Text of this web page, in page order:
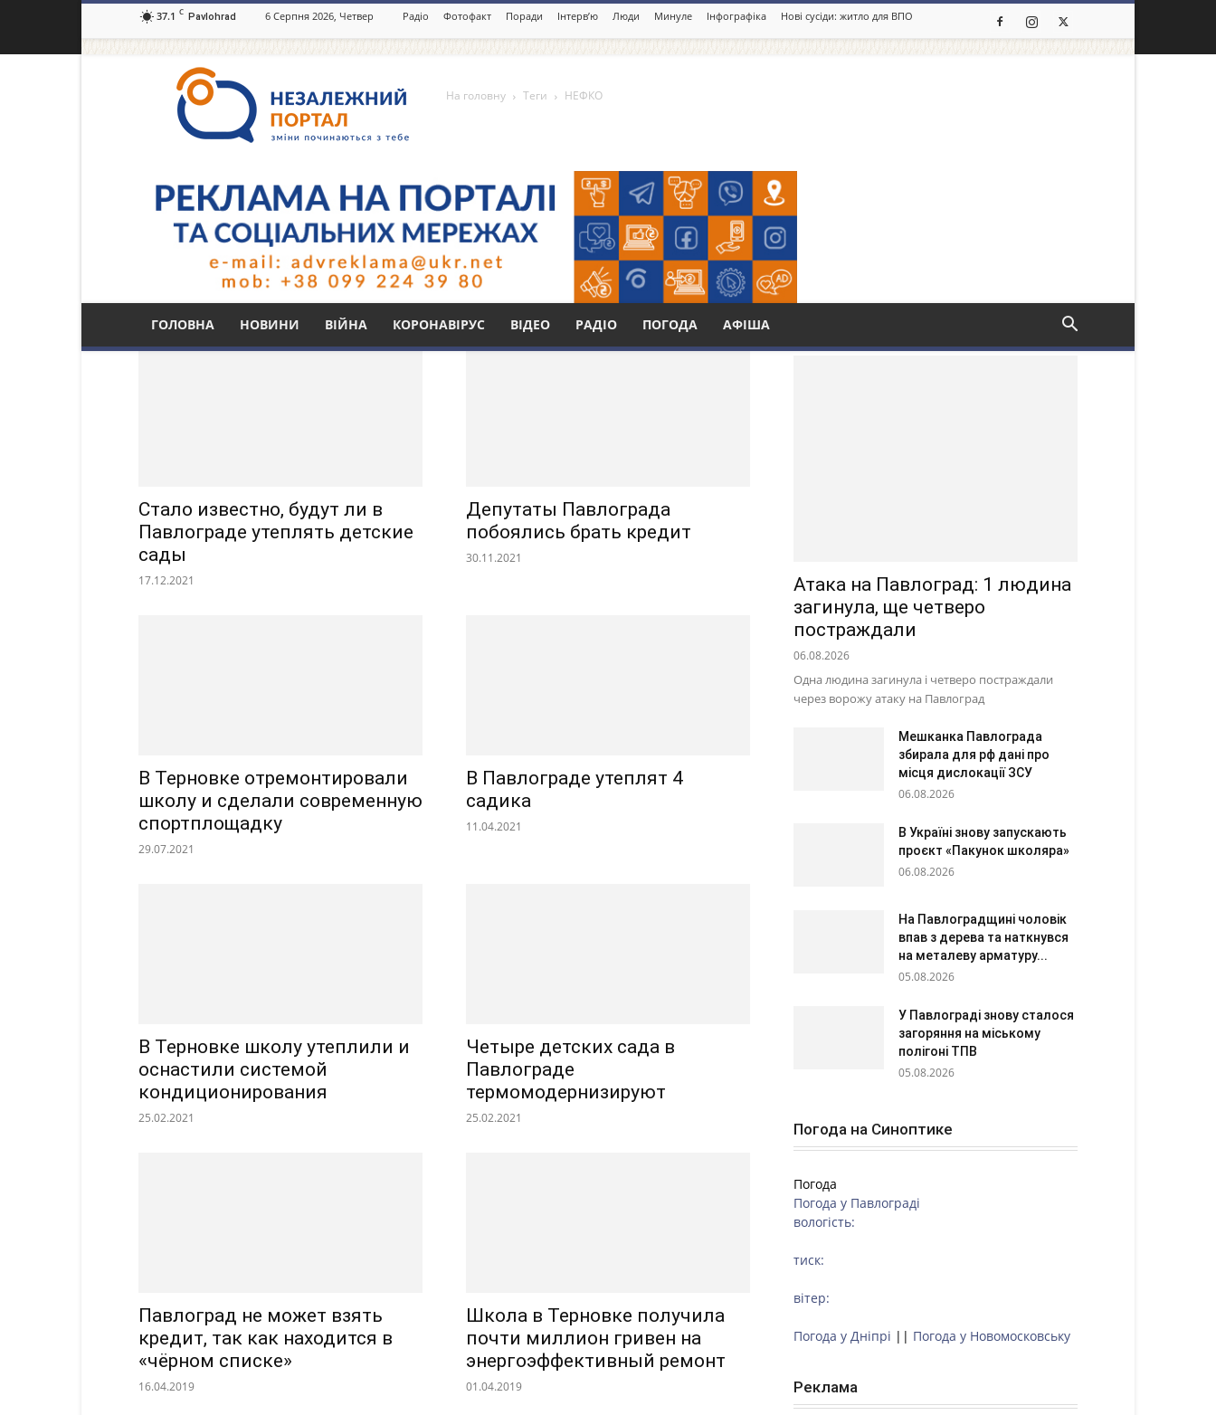
37.1 C Pavlohrad 6 Серпня 2026, Четвер Радіо Фотофакт Поради Інтерв’ю Люди Минуле Інфографіка Нові сусіди: житло для ВПО
портал
Павлоград.dp.ua
ГОЛОВНА НОВИНИ ВІЙНА КОРОНАВІРУС ВІДЕО РАДІО ПОГОДА АФІША
На головну Теги НЕФКО
Тег: НЕФКО
Стало известно, будут ли в
Павлограде утеплять детские
сады
17.12.2021
Депутаты Павлограда
побоялись брать кредит
30.11.2021
В Терновке отремонтировали
школу и сделали современную
спортплощадку
29.07.2021
В Павлограде утеплят 4
садика
11.04.2021
В Терновке школу утеплили и
оснастили системой
кондиционирования
25.02.2021
Четыре детских сада в
Павлограде
термомодернизируют
25.02.2021
Павлоград не может взять
кредит, так как находится в
«чёрном списке»
16.04.2019
Школа в Терновке получила
почти миллион гривен на
энергоэффективный ремонт
01.04.2019
Атака на Павлоград: 1 людина
загинула, ще четверо
постраждали
06.08.2026
Одна людина загинула і четверо постраждали
через ворожу атаку на Павлоград
Мешканка Павлограда
збирала для рф дані про
місця дислокації ЗСУ
06.08.2026
В Україні знову запускають
проєкт «Пакунок школяра»
06.08.2026
На Павлоградщині чоловік
впав з дерева та наткнувся
на металеву арматуру...
05.08.2026
У Павлограді знову сталося
загоряння на міському
полігоні ТПВ
05.08.2026
Погода на Синоптике
Погода
Погода у Павлограді
вологість:
тиск:
вітер:
Погода у Дніпрі || Погода у Новомосковську
Реклама